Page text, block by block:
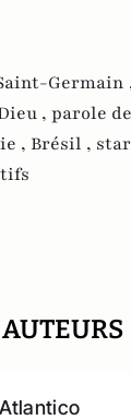
Germain
, parole
, Brésil ,